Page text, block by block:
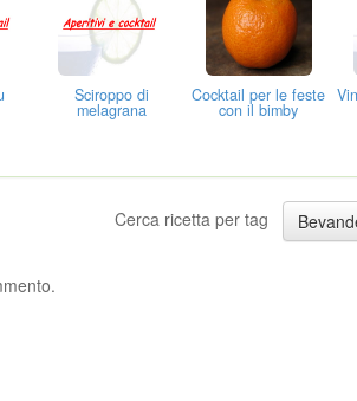
Sciroppo di
melagrana
Cocktail per le feste
con il bimby
Cerca ricetta per tag